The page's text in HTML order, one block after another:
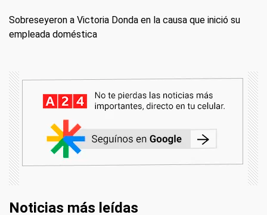
Sobreseyeron a Victoria Donda en la causa que inició su
empleada doméstica
Noticias más leídas